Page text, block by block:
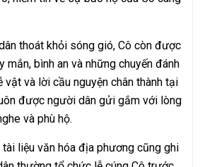
thoát khỏi sóng gió, Cô còn được
mắn, bình an và những chuyến đánh
vật và lời cầu nguyện chân thành tại
được người dân gửi gắm với lòng
và phù hộ.
tài liệu văn hóa địa phương cũng ghi